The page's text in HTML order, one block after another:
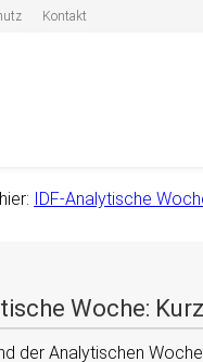
Kontakt
IDF-Analytische
Woche:
der Analytischen